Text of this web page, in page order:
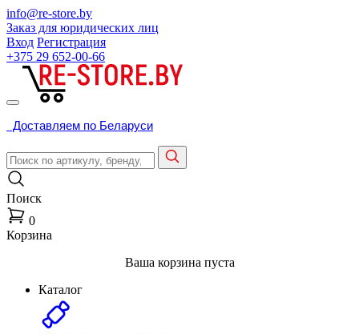
info@re-store.by
Заказ для юридических лиц
Вход Регистрация
+375 29 652-00-66
Доставляем по Беларуси
Поиск
0
Корзина
Ваша корзина пуста
Каталог